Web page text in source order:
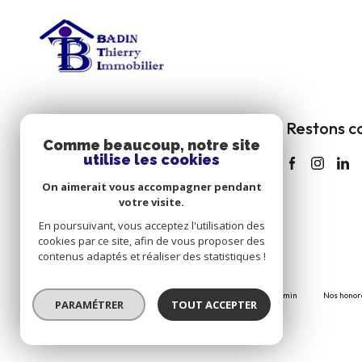
(SAVOIE)
06 22 07 33 54
btimmo@wanadoo.fr
391 Grande rue,
73130 La Chambre
Restons
Nos partenaires Mentions légales Admin Nos
© 2026 | Tous droits réservés
Comme beaucoup, notre site
utilise les cookies
On aimerait vous accompagner pendant
votre visite.
En poursuivant, vous acceptez l'utilisation des
cookies par ce site, afin de vous proposer des
contenus adaptés et réaliser des statistiques !
PARAMÉTRER TOUT ACCEPTER